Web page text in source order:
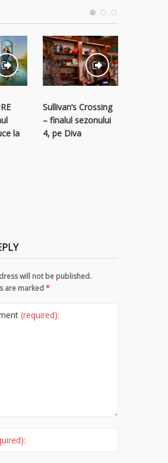
la
Sullivan’s Crossing
– finalul sezonului
4, pe Diva
will not be published.
are marked*
(required):